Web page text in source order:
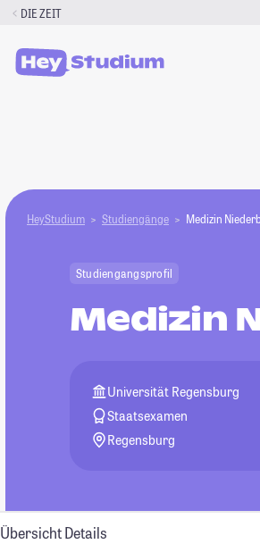
DIE ZEIT
HeyStudium Studiengänge Medizin
Studiengangsprofil
Medizin
Universität Regensburg
Staatsexamen
Regensburg
Übersicht Details